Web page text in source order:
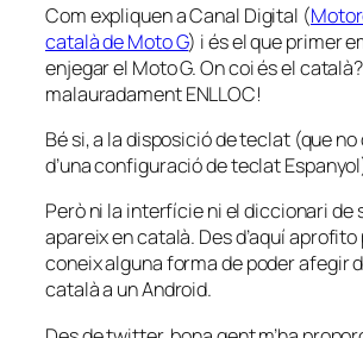
Com expliquen a Canal Digital (
català de Moto G) i és el que primer
enjegar el Moto G. On coi és el
malauradament ENLLOC!
Bé si, a la disposició de teclat (que
d’una configuració de teclat
Però ni la interfície ni el diccionari de
apareix en català. Des d’aquí aprofito
coneix alguna forma de poder afegir
català a un Android.